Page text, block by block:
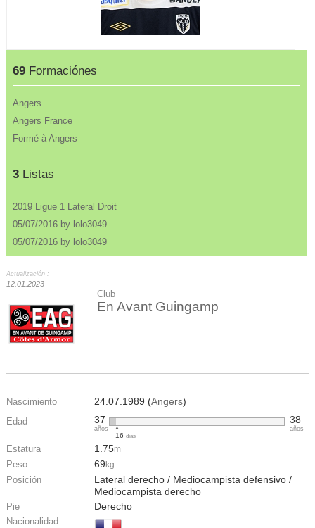
69 Formaciónes
Angers
Angers France
Formé à Angers
3 Listas
2019 Ligue 1 Lateral Droit
05/07/2016 by lolo3049
05/07/2016 by lolo3049
Actualización :
12.01.2023
Club
En Avant Guingamp
Nascimiento 24.07.1989 (Angers)
Edad 37
años
16días
38
años
Estatura 1.75m
Peso 69 kg
Posición
Lateral derecho / Mediocampista defensivo /
Mediocampista derecho
Pie Derecho
Nacionalidad